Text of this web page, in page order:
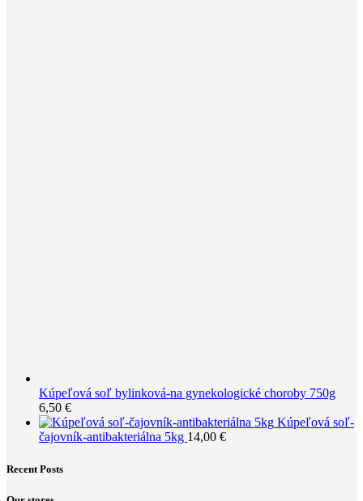
Kúpeľová soľ bylinková-na gynekologické choroby 750g
6,50 €
Kúpeľová soľ-
čajovník-antibakteriálna 5kg 14,00 €
Recent Posts